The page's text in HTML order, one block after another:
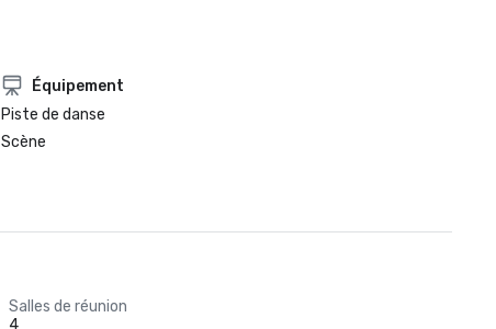
Équipement
Piste de danse
Scène
Salles de réunion
4